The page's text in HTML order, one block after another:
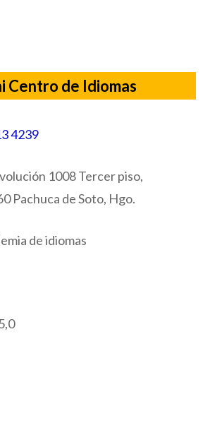
Centro de Idiomas
4239
1008 Tercer piso,
Pachuca de Soto, Hgo.
de idiomas